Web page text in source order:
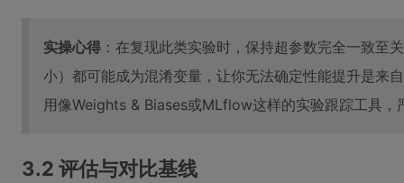
实操心得 ：在复现此类实验时，保持超参数完全一致至
小）都可能成为混淆变量，让你无法确定性能提升是来
用像Weights & Biases或MLflow这样的实验跟踪工具，
3.2 评估与对比基线